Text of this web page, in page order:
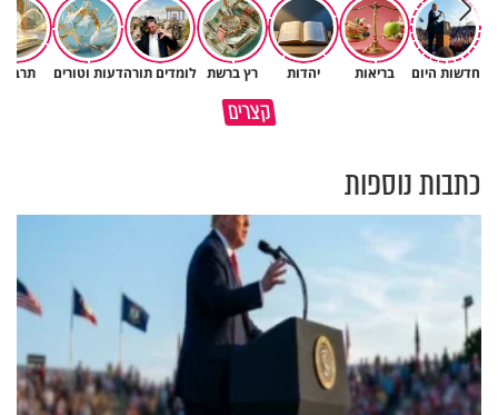
חדשות היום בריאות יהדות רץ ברשת לומדים תורהדעות וטורים
קצרים
כל מה שנשבר יכול להיבנות מחדש
גם השולחן שבת שאתם מסדרים
כתבות נוספות